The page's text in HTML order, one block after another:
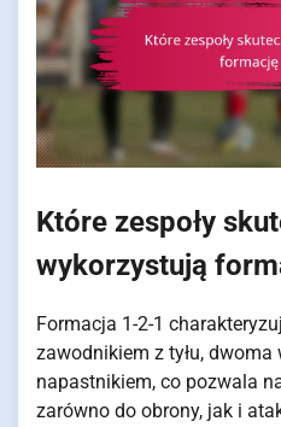
Które zespoły
wykorzystują
Formacja 1-2-1
zawodnikiem z tyłu,
napastnikiem, co pozwala
zarówno do obrony, jak i